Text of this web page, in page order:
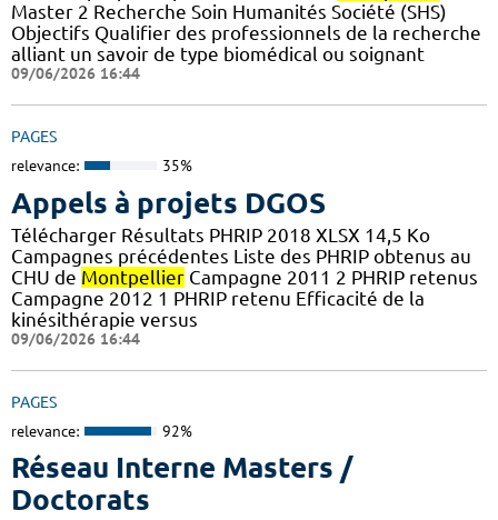
Master 2 Recherche Soin Humanités Société (SHS)
Objectifs Qualifier des professionnels de la recherche
alliant un savoir de type biomédical ou soignant
09/06/2026 16:44
PAGES
relevance: 35%
Appels à projets DGOS
Télécharger Résultats PHRIP 2018 XLSX 14,5 Ko
Campagnes précédentes Liste des PHRIP obtenus au
CHU de Montpellier Campagne 2011 2 PHRIP retenus
Campagne 2012 1 PHRIP retenu Efficacité de la
kinésithérapie versus
09/06/2026 16:44
PAGES
relevance: 92%
Réseau Interne Masters /
Doctorats